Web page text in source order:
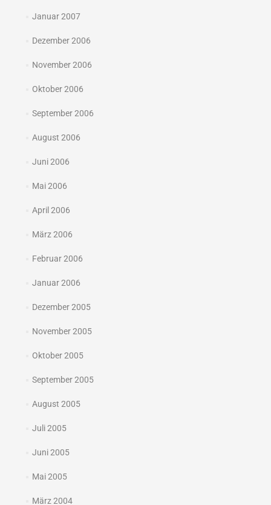
Januar 2007
Dezember 2006
November 2006
Oktober 2006
September 2006
August 2006
Juni 2006
Mai 2006
April 2006
März 2006
Februar 2006
Januar 2006
Dezember 2005
November 2005
Oktober 2005
September 2005
August 2005
Juli 2005
Juni 2005
Mai 2005
März 2004